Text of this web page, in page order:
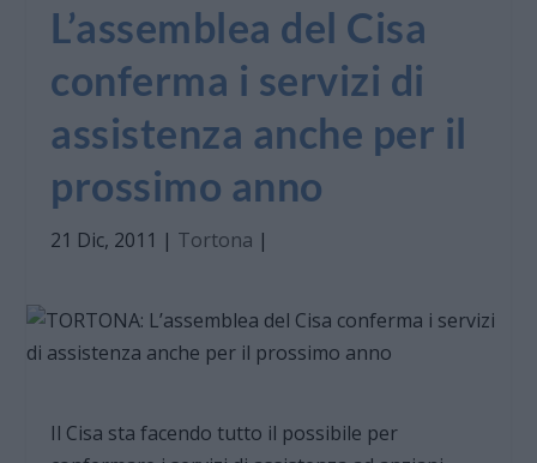
L’assemblea del Cisa
conferma i servizi di
assistenza anche per il
prossimo anno
21 Dic, 2011 | Tortona |
Il Cisa sta facendo tutto il possibile per